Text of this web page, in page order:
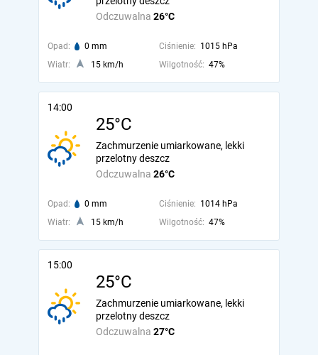
Odczuwalna 26°C
Opad: 0 mm Ciśnienie: 1015 hPa
Wiatr:
15 km/h Wilgotność: 47%
14:00
25°C
Odczuwalna 26°C
Zachmurzenie umiarkowane, lekki
przelotny deszcz
Opad: 0 mm Ciśnienie: 1014 hPa
Wiatr:
15 km/h Wilgotność: 47%
15:00
25°C
Odczuwalna 27°C
Zachmurzenie umiarkowane, lekki
przelotny deszcz